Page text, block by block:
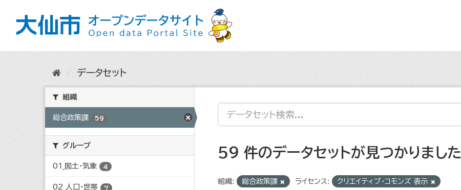
データセット
組織
総合政策課 59
グループ
01_国土・気象 4
02_人口・世帯 7
59 件のデータセットが見つかりました
組織: 総合政策課 ライセンス: クリエイティブ・コモンズ 表示